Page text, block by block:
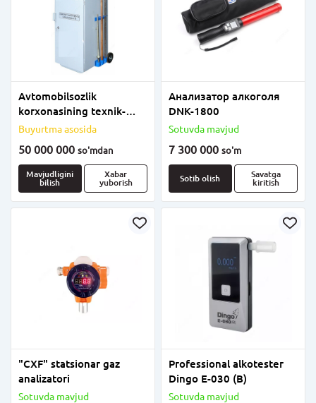
Avtomobilsozlik
korxonasining texnik-
texnik nazorati asboblari
Buyurtma asosida
50 000 000 so'mdan
Mavjudligini
bilish
Xabar
yuborish
Анализатор алкоголя
DNK-1800
Sotuvda mavjud
7 300 000 so'm
Sotib olish
Savatga
kiritish
"CXF" statsionar gaz
analizatori
Sotuvda mavjud
Professional alkotester
Dingo E-030 (B)
Sotuvda mavjud